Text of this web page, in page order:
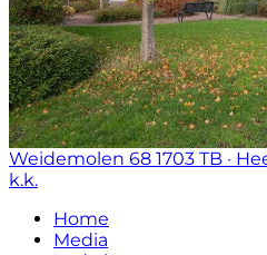
Weidemolen 68 1703 TB ·
k.k.
Home
Media